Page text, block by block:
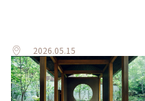
2026.05.15